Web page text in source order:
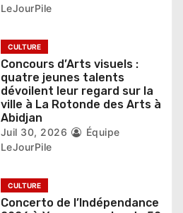
LeJourPile
CULTURE
Concours d’Arts visuels :
quatre jeunes talents
dévoilent leur regard sur la
ville à La Rotonde des Arts à
Abidjan
Juil 30, 2026
Équipe
LeJourPile
CULTURE
Concerto de l’Indépendance